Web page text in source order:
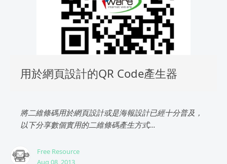
用於網頁設計的QR Code產生器
將二維條碼用於網頁設計或是海報設計已經十分普及，
以下分享數個實用的二維條碼產生方式...
Free Resource